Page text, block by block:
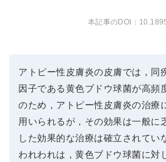
アトピー性皮膚炎の皮膚では，同
因子である黄色ブドウ球菌が高頻
のため，アトピー性皮膚炎の治療
用いられるが，その効果は一般に
した効果的な治療は確立されてい
われわれは，黄色ブドウ球菌に対